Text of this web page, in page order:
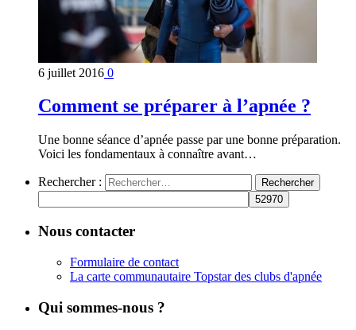
6 juillet 2016 0
Comment se préparer à l’apnée ?
Une bonne séance d’apnée passe par une bonne préparation.
Voici les fondamentaux à connaître avant…
Rechercher :
Nous contacter
Formulaire de contact
La carte communautaire Topstar des clubs d'apnée
Qui sommes-nous ?